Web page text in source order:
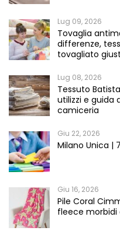
Lug 09, 2026
Tovaglia
differenze,
tovagliato
Lug 08, 2026
Tessuto
utilizzi e guida
camiceria
Giu 22, 2026
Milano Unica |
Giu 16, 2026
Pile Coral
fleece